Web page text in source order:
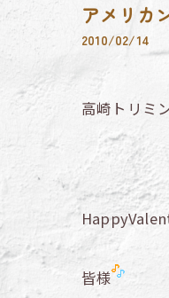
アメリカ
2010/02/14
高崎トリミ
皆様